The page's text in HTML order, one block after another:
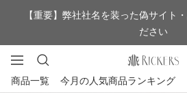
【重要】弊社社名を装った偽サイト
ださい
ナ
ビ
RICKERS
公
商品一覧 今月の人気商品ランキング